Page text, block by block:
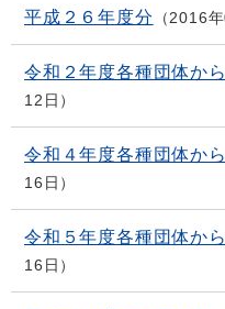
平成２６年度分 2016
令和２年度各種団体か
12日
令和４年度各種団体か
16日
令和５年度各種団体か
16日